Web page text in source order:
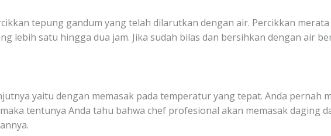
tepung gandum yang telah dilarutkan dengan air. Percikkan merata
lebih satu hingga dua jam. Jika sudah bilas dan bersihkan dengan air
yaitu dengan memasak pada temperatur yang tepat. Anda pernah
tentunya Anda tahu bahwa chef profesional akan memasak daging